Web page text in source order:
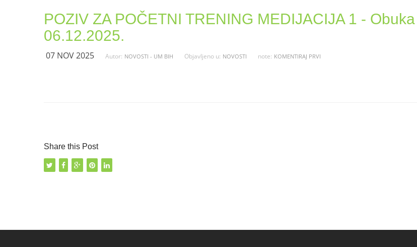
POZIV ZA POČETNI TRENING MEDIJACIJA 1 -
06.12.2025.
07 NOV 2025 Autor: NOVOSTI - UM BIH Objavljeno u: NOVOSTI note: KOMENTIRAJ PRVI
Share this Post